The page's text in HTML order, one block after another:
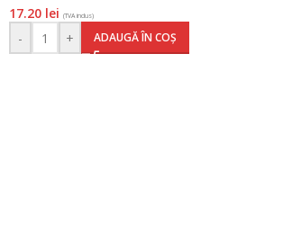
17.20 lei (TVA inclus)
- + ADAUGĂ ÎN COȘ